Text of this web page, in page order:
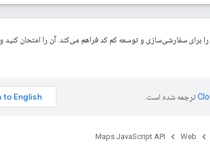
را برای سفارشی‌سازی و توسعه کم کد فراهم می‌کند. آن را امتحان کنید و
ترجمه شده است.
Web
Maps JavaScript API